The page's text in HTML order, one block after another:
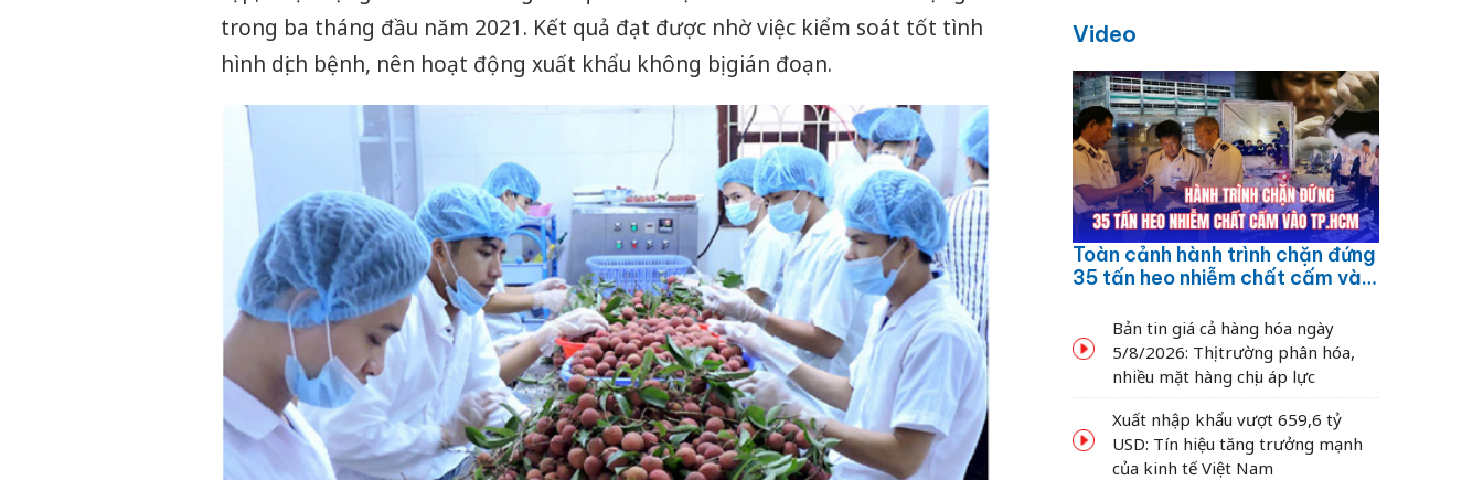
trong ba tháng đầu năm 2021. Kết quả đạt được nhờ việc kiểm soát tốt tình
hình dịch bệnh, nên hoạt động xuất khẩu không bị gián đoạn.
Video
Toàn cảnh hành trình chặn đứng
35 tấn heo nhiễm chất cấm vào
Bản tin giá cả hàng hóa ngày
5/8/2026: Thị trường phân hóa,
nhiều mặt hàng chịu áp lực
Xuất nhập khẩu vượt 659,6 tỷ
USD: Tín hiệu tăng trưởng mạnh
của kinh tế Việt Nam